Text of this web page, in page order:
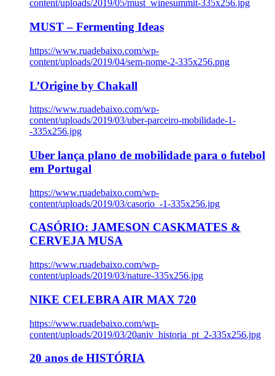
content/uploads/2019/05/must_winesummit-335x256.jpg
MUST – Fermenting Ideas
https://www.ruadebaixo.com/wp-
content/uploads/2019/04/sem-nome-2-335x256.png
L’Origine by Chakall
https://www.ruadebaixo.com/wp-
content/uploads/2019/03/uber-parceiro-mobilidade-1-
-335x256.jpg
Uber lança plano de mobilidade para o futebol
em Portugal
https://www.ruadebaixo.com/wp-
content/uploads/2019/03/casorio_-1-335x256.jpg
CASÓRIO: JAMESON CASKMATES &
CERVEJA MUSA
https://www.ruadebaixo.com/wp-
content/uploads/2019/03/nature-335x256.jpg
NIKE CELEBRA AIR MAX 720
https://www.ruadebaixo.com/wp-
content/uploads/2019/03/20aniv_historia_pt_2-335x256.jpg
20 anos de HISTÓRIA